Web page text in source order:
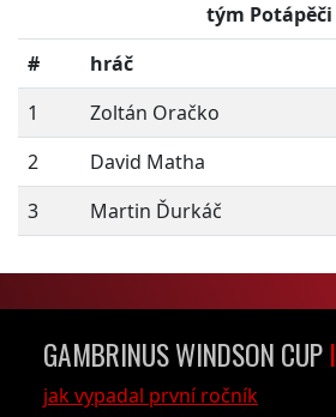
tým Potápěči
#
hráč
1
Zoltán Oračko
2
David Matha
3
Martin Ďurkáč
GAMBRINUS WINDSON CUP I
jak vypadal první ročník